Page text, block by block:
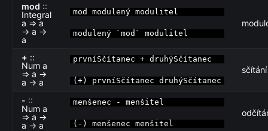
mod ::
Integral
a ⇒ a
→ a →
a
mod modulený modulitel
modulený `mod` modulitel
+ ::
Num a
⇒ a →
a → a
prvníSčítanec + druhýSčítanec
(+) prvníSčítanec druhýSčítanec
sčítání
- ::
Num a
⇒ a →
a → a
menšenec - menšitel
(-) menšenec menšitel